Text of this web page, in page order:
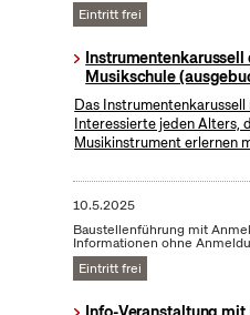
Eintritt frei
Instrumentenkarussell
Musikschule
Das
Interessierte jeden Alters,
Musikinstrument erlernen
10.5.2025
Baustellenführung mit
Informationen ohne
Eintritt frei